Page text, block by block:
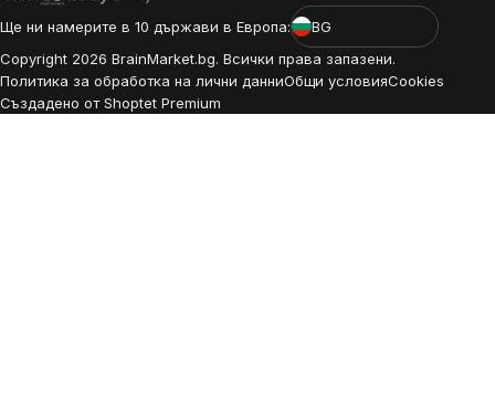
Ще ни намерите в 10 държави в Европа:
BG
Copyright 2026 BrainMarket.bg. Всички права запазени.
Политика за обработка на лични данниОбщи условияCookies
Създадено от Shoptet Premium